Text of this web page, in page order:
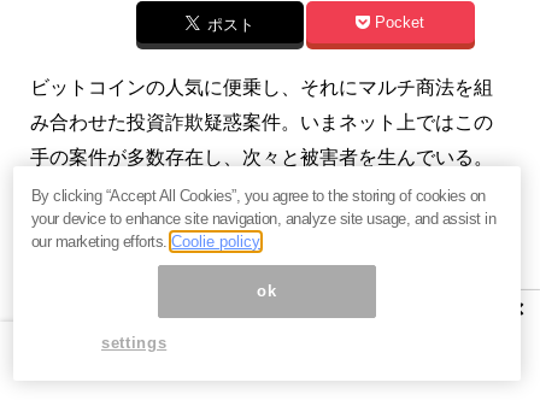
ポスト Pocket
ビットコインの人気に便乗し、それにマルチ商法を組
み合わせた投資詐欺疑惑案件。いまネット上ではこの
手の案件が多数存在し、次々と被害者を生んでいる。
（『アクセスジャーナル・メルマガ版』山岡俊介）
※本記事は有料メルマガ『アクセスジャーナル・メルマ
』2017年8月28日号の一部抜粋です。ご興味をお
持ちの方はぜひこの機会にバックナンバー含め
すべて無料のお試し購読
×
By clicking “Accept All Cookies”, you agree to the storing of cookies on
your device to enhance site navigation, analyze site usage, and assist in
our marketing efforts.Coolie policy
ok
settings